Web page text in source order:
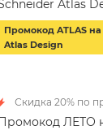
Atlas
Промокод ATLAS
Atlas Design
Скидка 20% по
ЛЕТО